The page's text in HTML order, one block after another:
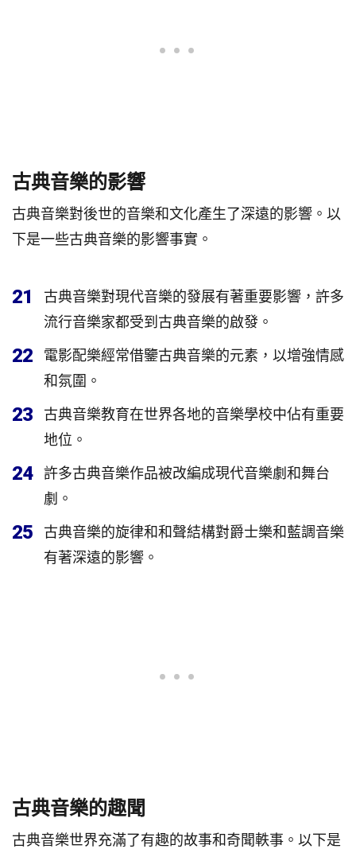
古典音樂的影響
古典音樂對後世的音樂和文化產生了深遠的影響。以
下是一些古典音樂的影響事實。
21
古典音樂對現代音樂的發展有著重要影響，許多
流行音樂家都受到古典音樂的啟發。
22
電影配樂經常借鑒古典音樂的元素，以增強情感
和氛圍。
23
古典音樂教育在世界各地的音樂學校中佔有重要
地位。
24
許多古典音樂作品被改編成現代音樂劇和舞台
劇。
25
古典音樂的旋律和和聲結構對爵士樂和藍調音樂
有著深遠的影響。
古典音樂的趣聞
古典音樂世界充滿了有趣的故事和奇聞軼事。以下是